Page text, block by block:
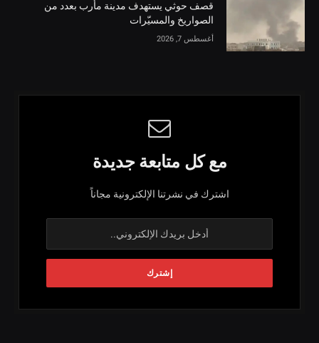
قصف حوثي يستهدف مدينة مأرب بعدد من
الصواريخ والمسيّرات
أغسطس 7, 2026
مع كل متابعة جديدة
اشترك في نشرتنا الإلكترونية مجاناً